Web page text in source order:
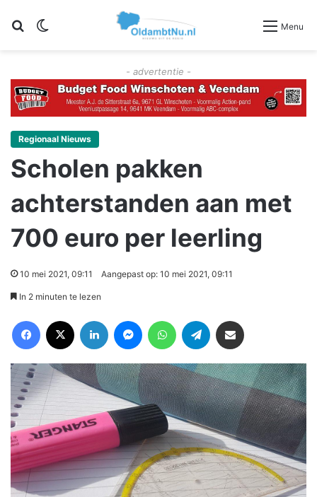
Zoeken Menu
- advertentie -
Regionaal Nieuws
Scholen pakken
achterstanden aan met
700 euro per leerling
10 mei 2021, 09:11 Aangepast op: 10 mei 2021, 09:11
In 2 minuten te lezen